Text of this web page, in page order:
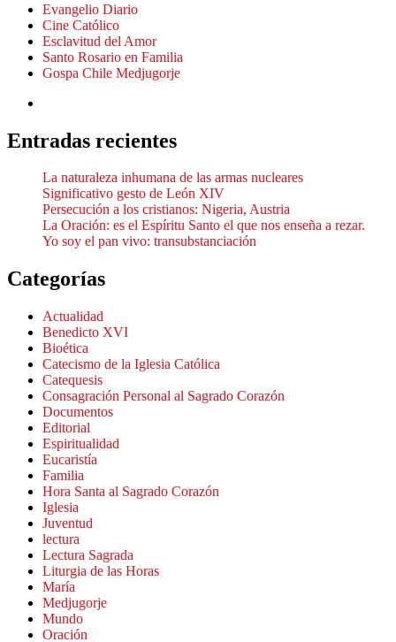
Evangelio Diario
Cine Católico
Esclavitud del Amor
Santo Rosario en Familia
Gospa Chile Medjugorje
Entradas recientes
La naturaleza inhumana de las armas nucleares
Significativo gesto de León XIV
Persecución a los cristianos: Nigeria, Austria
La Oración: es el Espíritu Santo el que nos enseña a rezar.
Yo soy el pan vivo: transubstanciación
Categorías
Actualidad
Benedicto XVI
Bioética
Catecismo de la Iglesia Católica
Catequesis
Consagración Personal al Sagrado Corazón
Documentos
Editorial
Espiritualidad
Eucaristía
Familia
Hora Santa al Sagrado Corazón
Iglesia
Juventud
lectura
Lectura Sagrada
Liturgia de las Horas
María
Medjugorje
Mundo
Oración